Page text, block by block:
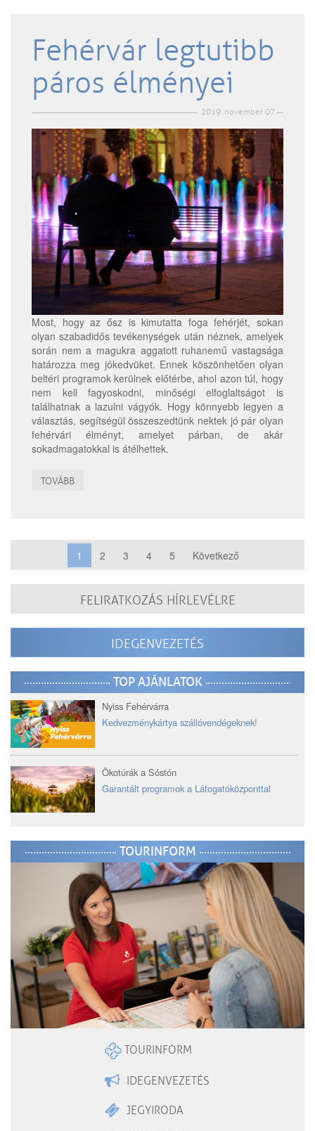
Fehérvár legtutibb
páros élményei
2019. november 07.
Most, hogy az ősz is kimutatta foga fehérjét, sokan
olyan szabadidős tevékenységek után néznek, amelyek
során nem a magukra aggatott ruhanemű vastagsága
határozza meg jókedvüket. Ennek köszönhetően olyan
beltéri programok kerülnek előtérbe, ahol azon túl, hogy
nem kell fagyoskodni, minőségi elfoglaltságot is
találhatnak a lazulni vágyók. Hogy könnyebb legyen a
választás, segítségül összeszedtünk nektek jó pár olyan
fehérvári élményt, amelyet párban, de akár
sokadmagatokkal is átélhettek.
TOVÁBB
1 2 3 4 5 Következő
FELIRATKOZÁS HÍRLEVÉLRE
IDEGENVEZETÉS
TOP AJÁNLATOK
Nyiss Fehérvárra
Kedvezménykártya szállóvendégeknek!
Ökotúrák a Sóstón
Garantált programok a Látogatóközponttal
TOURINFORM
TOURINFORM
IDEGENVEZETÉS
JEGYIRODA